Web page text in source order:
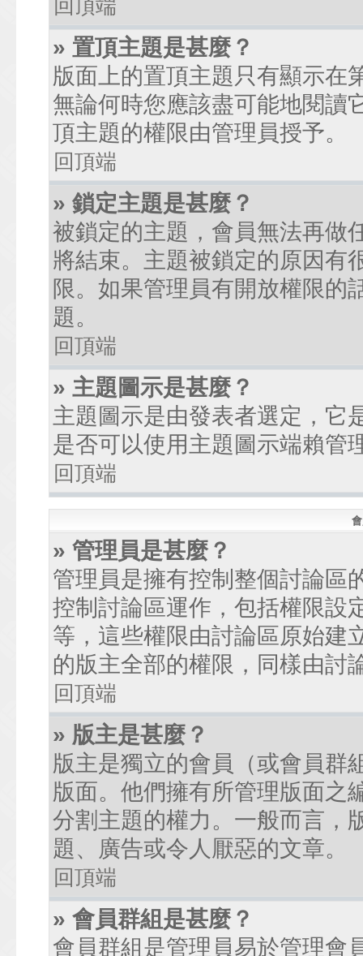
回頂端
» 置頂主題是甚麼？
版面上的置頂主題只有顯示在
無論何時您應該盡可能地閱讀
頂主題的權限由管理員授予。
回頂端
» 鎖定主題是甚麼？
被鎖定的主題，會員無法再做
將結束。主題被鎖定的原因有
限。如果管理員有開放權限的
題。
回頂端
» 主題圖示是甚麼？
主題圖示是由發表者選定，它
是否可以使用主題圖示端賴管
回頂端
» 管理員是甚麼？
管理員是擁有控制整個討論區
控制討論區運作，包括權限設
等，這些權限由討論區原始建
的版主全部的權限，同樣由討
回頂端
» 版主是甚麼？
版主是獨立的會員（或會員群
版面。他們擁有所管理版面之
分割主題的權力。一般而言，
題、廣告或令人厭惡的文章。
回頂端
» 會員群組是甚麼？
會員群組是管理員易於管理會